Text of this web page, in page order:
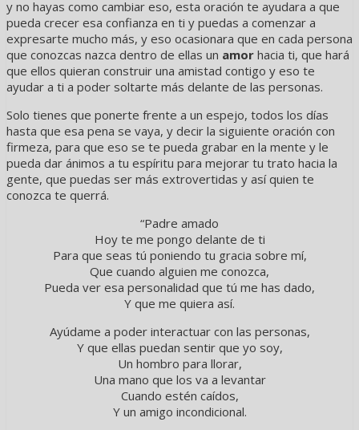
y no hayas como cambiar eso, esta oración te ayudara a que
pueda crecer esa confianza en ti y puedas a comenzar a
expresarte mucho más, y eso ocasionara que en cada persona
que conozcas nazca dentro de ellas un amor hacia ti, que hará
que ellos quieran construir una amistad contigo y eso te
ayudar a ti a poder soltarte más delante de las personas.
Solo tienes que ponerte frente a un espejo, todos los días
hasta que esa pena se vaya, y decir la siguiente oración con
firmeza, para que eso se te pueda grabar en la mente y le
pueda dar ánimos a tu espíritu para mejorar tu trato hacia la
gente, que puedas ser más extrovertidas y así quien te
conozca te querrá.
“Padre amado
Hoy te me pongo delante de ti
Para que seas tú poniendo tu gracia sobre mí,
Que cuando alguien me conozca,
Pueda ver esa personalidad que tú me has dado,
Y que me quiera así.
Ayúdame a poder interactuar con las personas,
Y que ellas puedan sentir que yo soy,
Un hombro para llorar,
Una mano que los va a levantar
Cuando estén caídos,
Y un amigo incondicional.